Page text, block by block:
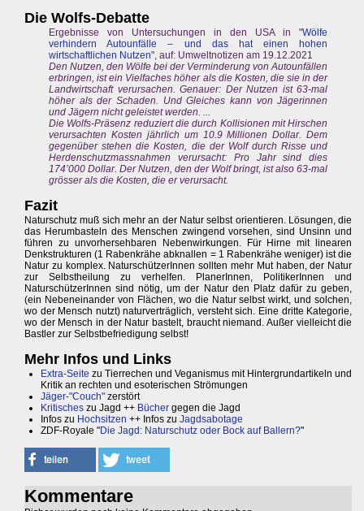
Die Wolfs-Debatte
Ergebnisse von Untersuchungen in den USA in "Wölfe
verhindern Autounfälle – und das hat einen hohen
wirtschaftlichen Nutzen", auf: Umweltnotizen am 19.12.2021
Den Nutzen, den Wölfe bei der Verminderung von Autounfällen
erbringen, ist ein Vielfaches höher als die Kosten, die sie in der
Landwirtschaft verursachen. Genauer: Der Nutzen ist 63-mal
höher als der Schaden. Und Gleiches kann von Jägerinnen
und Jägern nicht geleistet werden. ...
Die Wolfs-Präsenz reduziert die durch Kollisionen mit Hirschen
verursachten Kosten jährlich um 10.9 Millionen Dollar. Dem
gegenüber stehen die Kosten, die der Wolf durch Risse und
Herdenschutzmassnahmen verursacht: Pro Jahr sind dies
174’000 Dollar. Der Nutzen, den der Wolf bringt, ist also 63-mal
grösser als die Kosten, die er verursacht.
Fazit
Naturschutz muß sich mehr an der Natur selbst orientieren. Lösungen, die
das Herumbasteln des Menschen zwingend vorsehen, sind Unsinn und
führen zu unvorhersehbaren Nebenwirkungen. Für Hirne mit linearen
Denkstrukturen (1 Rabenkrähe abknallen = 1 Rabenkrähe weniger) ist die
Natur zu komplex. NaturschützerInnen sollten mehr Mut haben, der Natur
zur Selbstheilung zu verhelfen. PlanerInnen, PolitikerInnen und
NaturschützerInnen sind nötig, um der Natur den Platz dafür zu geben,
(ein Nebeneinander von Flächen, wo die Natur selbst wirkt, und solchen,
wo der Mensch nutzt) naturverträglich, versteht sich. Eine dritte Kategorie,
wo der Mensch in der Natur bastelt, braucht niemand. Außer vielleicht die
Bastler zur Selbstbefriedigung selbst!
Mehr Infos und Links
Extra-Seite zu Tierrechen und Veganismus mit Hintergrundartikeln und
Kritik an rechten und esoterischen Strömungen
Jäger-"Couch" zerstört
Kritisches zu Jagd ++ Bücher gegen die Jagd
Infos zu Hochsitzen ++ Infos zu Jagdsabotage
ZDF-Royale "Die Jagd: Naturschutz oder Bock auf Ballern?"
Kommentare